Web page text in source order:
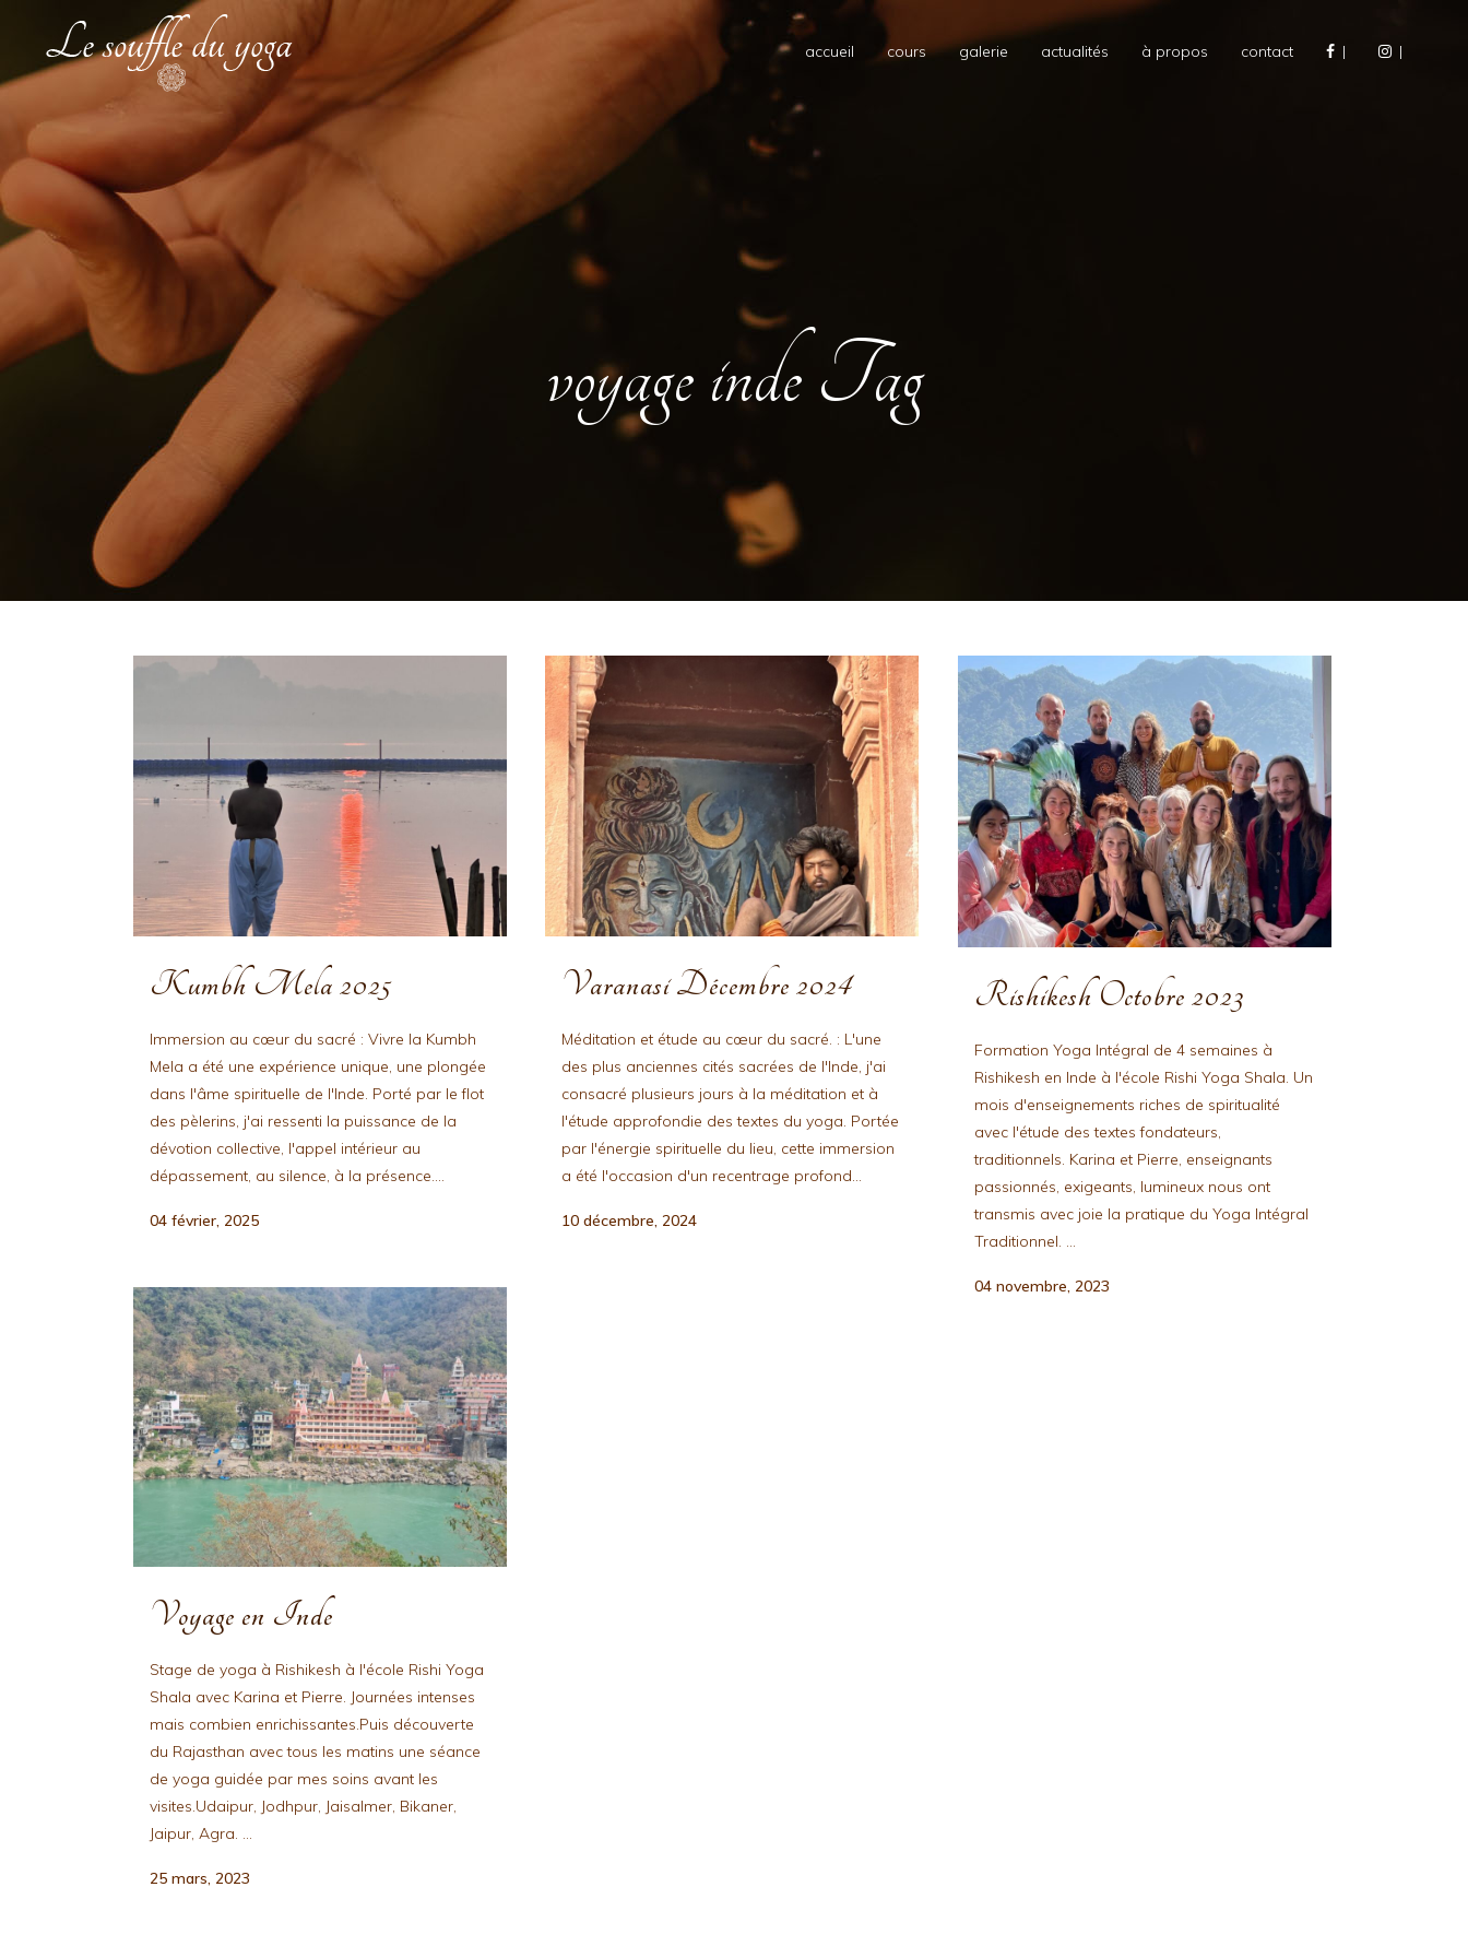
accueil cours galerie actualités à propos contact | |
voyage inde Tag
Kumbh Mela 2025
Immersion au cœur du sacré : Vivre la Kumbh
Mela a été une expérience unique, une plongée
dans l'âme spirituelle de l'Inde. Porté par le flot
des pèlerins, j'ai ressenti la puissance de la
dévotion collective, l'appel intérieur au
dépassement, au silence, à la présence....
04 février, 2025
Varanasi Décembre 2024
Méditation et étude au cœur du sacré. : L'une
des plus anciennes cités sacrées de l'Inde, j'ai
consacré plusieurs jours à la méditation et à
l'étude approfondie des textes du yoga. Portée
par l'énergie spirituelle du lieu, cette immersion
a été l'occasion d'un recentrage profond...
10 décembre, 2024
Rishikesh Octobre 2023
Formation Yoga Intégral de 4 semaines à
Rishikesh en Inde à l'école Rishi Yoga Shala. Un
mois d'enseignements riches de spiritualité
avec l'étude des textes fondateurs,
traditionnels. Karina et Pierre, enseignants
passionnés, exigeants, lumineux nous ont
transmis avec joie la pratique du Yoga Intégral
Traditionnel. ...
04 novembre, 2023
Voyage en Inde
Stage de yoga à Rishikesh à l'école Rishi Yoga
Shala avec Karina et Pierre. Journées intenses
mais combien enrichissantes.Puis découverte
du Rajasthan avec tous les matins une séance
de yoga guidée par mes soins avant les
visites.Udaipur, Jodhpur, Jaisalmer, Bikaner,
Jaipur, Agra. ...
25 mars, 2023